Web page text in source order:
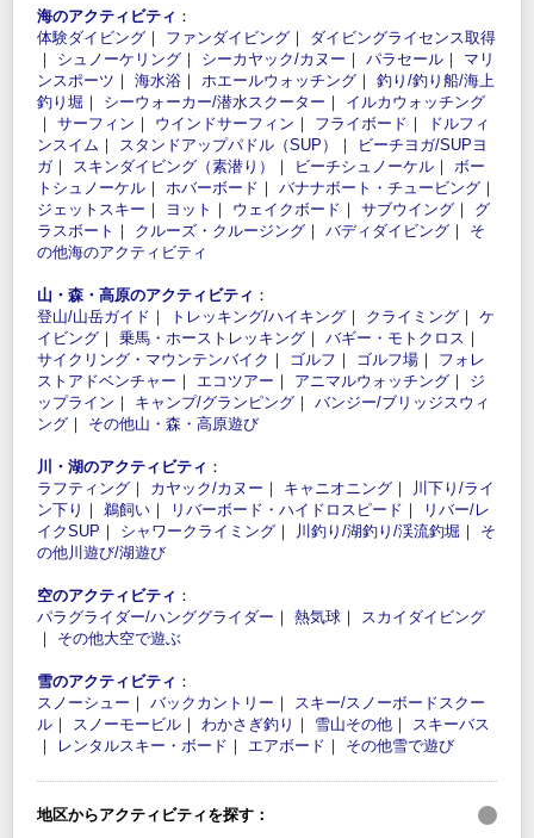
海のアクティビティ ：
体験ダイビング ｜ ファンダイビング ｜ ダイビングライセンス取得
｜ シュノーケリング ｜ シーカヤック/カヌー ｜ パラセール ｜ マリ
ンスポーツ ｜ 海水浴 ｜ ホエールウォッチング ｜ 釣り/釣り船/海上
釣り堀 ｜ シーウォーカー/潜水スクーター ｜ イルカウォッチング
｜ サーフィン ｜ ウインドサーフィン ｜ フライボード ｜
ドルフィ
ンスイム ｜ スタンドアップパドル（SUP） ｜
ビーチヨガ/SUPヨ
ガ｜ スキンダイビング（素潜り） ｜ ビーチシュノーケル ｜ ボー
トシュノーケル ｜ ホバーボード ｜ バナナボート・チュービング ｜
ジェットスキー ｜ ヨット ｜ ウェイクボード ｜ サブウイング ｜ グ
ラスボート ｜ クルーズ・クルージング ｜ バディダイビング ｜ そ
の他海のアクティビティ
山・森・高原のアクティビティ ：
登山/山岳ガイド ｜ トレッキング/ハイキング ｜ クライミング ｜ ケ
イビング ｜ 乗馬・ホーストレッキング ｜ バギー・モトクロス ｜
サイクリング・マウンテンバイク ｜ ゴルフ ｜ ゴルフ場 ｜ フォレ
ストアドベンチャー ｜ エコツアー ｜ アニマルウォッチング ｜ ジ
ップライン ｜ キャンプ/グランピング ｜ バンジー/ブリッジスウィ
ング ｜ その他山・森・高原遊び
川・湖のアクティビティ ：
ラフティング ｜ カヤック/カヌー ｜ キャニオニング ｜
川下り/ライ
ン下り ｜ 鵜飼い ｜ リバーボード・ハイドロスピード ｜
リバー/レ
イクSUP ｜ シャワークライミング ｜ 川釣り/湖釣り/渓流釣堀 ｜ そ
の他川遊び/湖遊び
空のアクティビティ ：
パラグライダー/ハンググライダー ｜ 熱気球 ｜ スカイダイビング
｜ その他大空で遊ぶ
雪のアクティビティ ：
スノーシュー ｜ バックカントリー ｜ スキー/スノーボードスクー
ル ｜ スノーモービル ｜ わかさぎ釣り ｜ 雪山その他 ｜ スキーバス
｜
レンタルスキー・ボード ｜ エアボード ｜ その他雪で遊び
地区からアクティビティを探す：